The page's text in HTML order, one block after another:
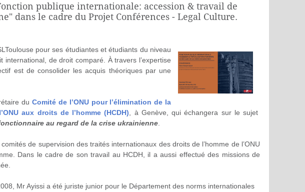
publique internationale: accession & travail de
dans le cadre du Projet Conférences - Legal Culture.
pour ses étudiantes et étudiants du niveau
de droit comparé. À travers l’expertise
est de consolider les acquis théoriques par une
du Comité de l’ONU pour l’élimination de la
aux droits de l’homme (HCDH) , à Genève,qui échangera sur le sujet
au regard de la crise ukrainienne.
de supervision des traités internationaux des droits de l’homme de l’ONU
Dans le cadre de son travail au HCDH, il a aussi effectué des missions de
Mr Ayissi a été juriste junior pour le Département des norms internationales